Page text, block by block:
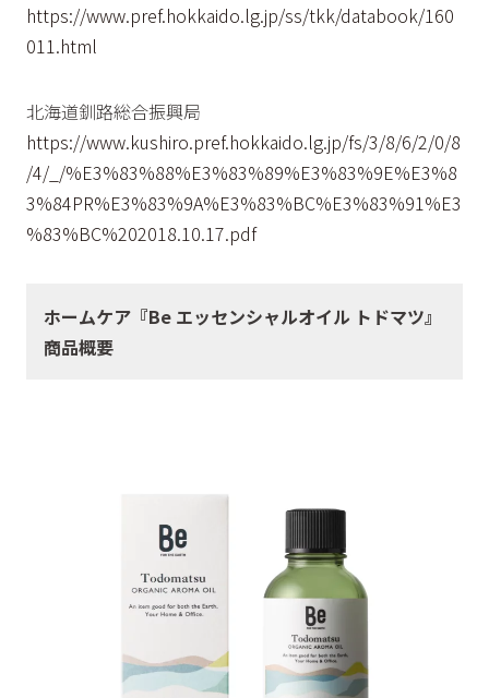
https://www.pref.hokkaido.lg.jp/ss/tkk/databook/160
011.html
北海道釧路総合振興局
https://www.kushiro.pref.hokkaido.lg.jp/fs/3/8/6/2/0/8
/4/_/%E3%83%88%E3%83%89%E3%83%9E%E3%8
3%84PR%E3%83%9A%E3%83%BC%E3%83%91%E3
%83%BC%202018.10.17.pdf
ホームケア『Be エッセンシャルオイル トドマツ』
商品概要